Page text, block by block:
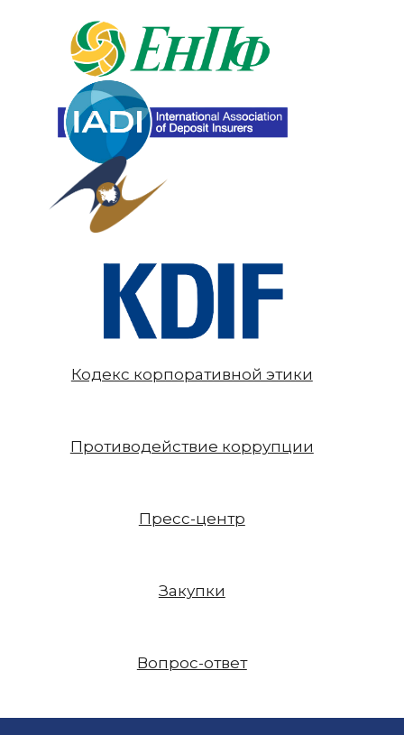
Кодекс корпоративной этики
Противодействие коррупции
Пресс-центр
Закупки
Вопрос-ответ